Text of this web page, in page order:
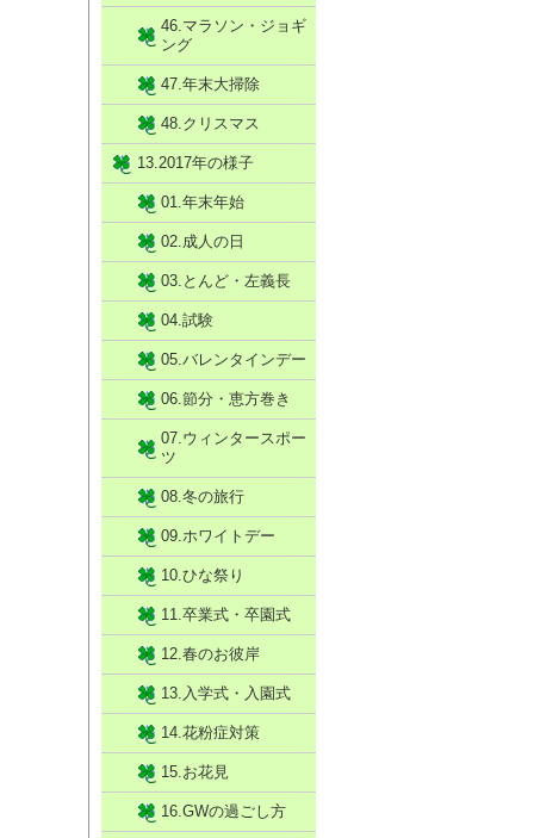
46.マラソン・ジョギ
ング
47.年末大掃除
48.クリスマス
13.2017年の様子
01.年末年始
02.成人の日
03.とんど・左義長
04.試験
05.バレンタインデー
06.節分・恵方巻き
07.ウィンタースポー
ツ
08.冬の旅行
09.ホワイトデー
10.ひな祭り
11.卒業式・卒園式
12.春のお彼岸
13.入学式・入園式
14.花粉症対策
15.お花見
16.GWの過ごし方